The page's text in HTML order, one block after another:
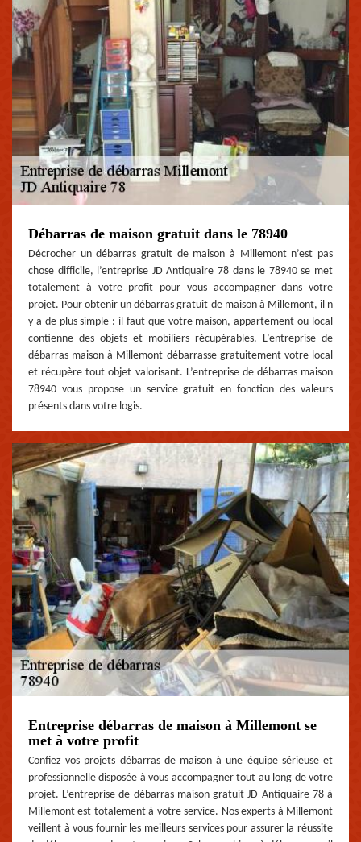
Débarras de maison gratuit dans le 78940
Décrocher un débarras gratuit de maison à Millemont n’est pas
chose difficile, l’entreprise JD Antiquaire 78 dans le 78940 se met
totalement à votre profit pour vous accompagner dans votre
projet. Pour obtenir un débarras gratuit de maison à Millemont, il n
y a de plus simple : il faut que votre maison, appartement ou local
contienne des objets et mobiliers récupérables. L’entreprise de
débarras maison à Millemont débarrasse gratuitement votre local
et récupère tout objet valorisant. L’entreprise de débarras maison
78940 vous propose un service gratuit en fonction des valeurs
présents dans votre logis.
Entreprise débarras de maison à Millemont se
met à votre profit
Confiez vos projets débarras de maison à une équipe sérieuse et
professionnelle disposée à vous accompagner tout au long de votre
projet. L’entreprise de débarras maison gratuit JD Antiquaire 78 à
Millemont est totalement à votre service. Nos experts à Millemont
veillent à vous fournir les meilleurs services pour assurer la réussite